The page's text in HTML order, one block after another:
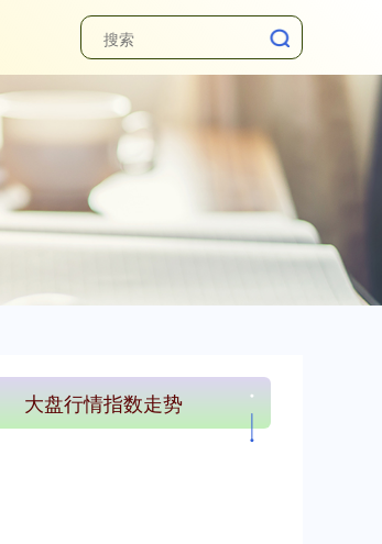
大盘行情指数走势